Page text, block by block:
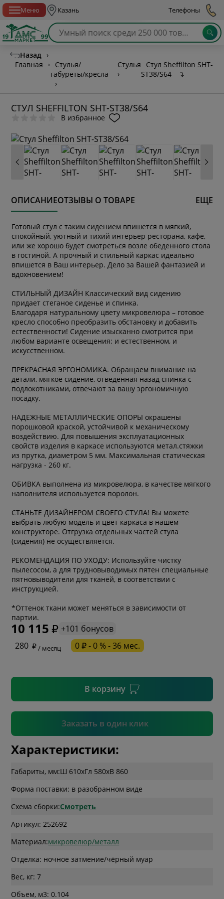
Меню Казань Телефоны
Назад ›
Главная
›
Стулья/
табуреты/кресла
›
Стулья
›
Стул Sheffilton SHT-
ST38/S64
↴
СТУЛ SHEFFILTON SHT-ST38/S64
В избранное
ОПИСАНИЕОТЗЫВЫ О ТОВАРЕ ЕЩЕ
Готовый стул с таким сидением впишется в мягкий,
спокойный, уютный и тихий интерьер ресторана, кафе,
или же хорошо будет смотреться возле обеденного стола
в гостиной. А прочный и стильный каркас идеально
впишется в Ваш интерьер. Дело за Вашей фантазией и
вдохновением!
СТИЛЬНЫЙ ДИЗАЙН Классический вид сидению
придает стеганое сиденье и спинка.
Благодаря натуральному цвету микровелюра – готовое
кресло способно преобразить обстановку и добавить
естественности! Сидение изысканно смотрится при
любом варианте освещения: и естественном, и
искусственном.
ПРЕКРАСНАЯ ЭРГОНОМИКА. Обращаем внимание на
детали, мягкое сидение, отведенная назад спинка с
подлокотниками, отвечают за вашу эргономичную
посадку.
НАДЕЖНЫЕ МЕТАЛЛИЧЕСКИЕ ОПОРЫ окрашены
порошковой краской, устойчивой к механическому
воздействию. Для повышения эксплуатационных
свойств изделия в каркасе используются метал.стяжки
из прутка, диаметром 5 мм. Максимальная статическая
нагрузка - 260 кг.
ОБИВКА выполнена из микровелюра, в качестве мягкого
наполнителя используется поролон.
СТАНЬТЕ ДИЗАЙНЕРОМ СВОЕГО СТУЛА! Вы можете
выбрать любую модель и цвет каркаса в нашем
конструкторе. Отгрузка отдельных частей стула
(сидения) не осуществляется.
РЕКОМЕНДАЦИЯ ПО УХОДУ: Используйте чистку
пылесосом, а для трудновыводимых пятен специальные
пятновыводители для тканей, в соответствии с
инструкцией.
*Оттенок ткани может меняться в зависимости от
партии.
10 115
+101 бонусов
280
/ месяц 0 ₽ - 0 % - 36 мес.
В корзину
Заказать в один клик
* необязательное поле
Подтвердить
Характеристики:
Габариты, мм:Ш 610xГл 580xВ 860
Форма поставки: в разобранном виде
Схема сборки:Смотреть
Артикул: 252692
Материал:микровелюр/металл
Отделка: ночное затмение/чёрный муар
Вес, кг: 7
Объем, м3: 0.104